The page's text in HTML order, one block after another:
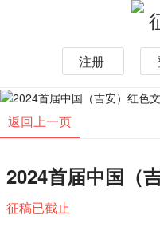
注册
返回上一页
2024首届中国（
征稿已截止